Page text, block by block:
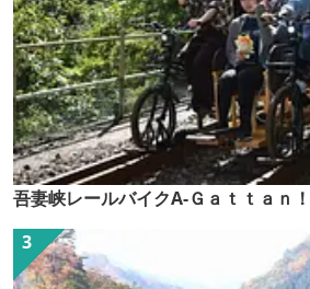
吾妻峡レールバイクA-Ｇａｔｔａｎ